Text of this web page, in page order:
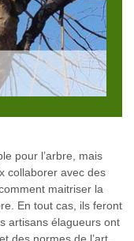
pour l’arbre, mais
collaborer avec des
maitriser la
En tout cas, ils feront
artisans élagueurs ont